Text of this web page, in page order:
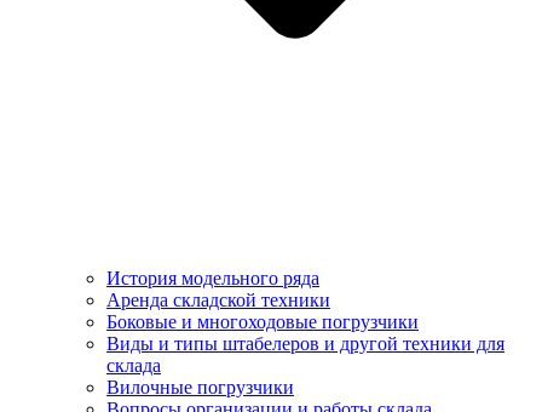
История модельного ряда
Аренда складской техники
Боковые и многоходовые погрузчики
Виды и типы штабелеров и другой техники для
склада
Вилочные погрузчики